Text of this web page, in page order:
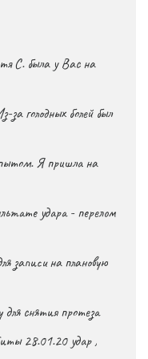
С. была у Вас на
за голодных болей был
Я пришла на
удара - перелом
записи на плановую
снятия протеза
28.01.20 удар ,